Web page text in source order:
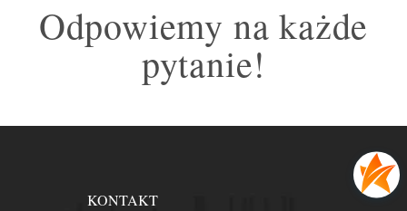
Odpowiemy na każde
pytanie!
KONTAKT